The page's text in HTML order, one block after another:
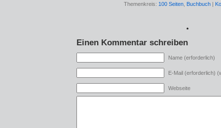
Themenkreis: 100 Seiten Buchbuch |
*
Einen Kommentar schreiben
Name (erforderlich)
E-Mail (erforderlich)
Webseite